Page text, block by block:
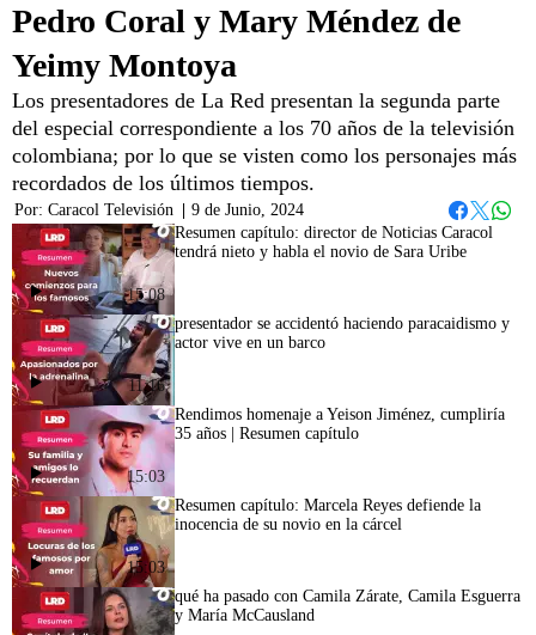
Pedro Coral y Mary Méndez de
Yeimy Montoya
Los presentadores de La Red presentan la segunda parte
del especial correspondiente a los 70 años de la televisión
colombiana; por lo que se visten como los personajes más
recordados de los últimos tiempos.
Por: Caracol Televisión
9 de Junio, 2024
Facebook
Twitter
15:08
Resumen capítulo: director de Noticias Caracol
tendrá nieto y habla el novio de Sara Uribe
11:16
presentador se accidentó haciendo paracaidismo y
actor vive en un barco
15:03
Rendimos homenaje a Yeison Jiménez, cumpliría
35 años | Resumen capítulo
15:03
Resumen capítulo: Marcela Reyes defiende la
inocencia de su novio en la cárcel
qué ha pasado con Camila Zárate, Camila Esguerra
y María McCausland